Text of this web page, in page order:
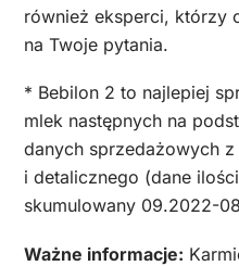
również eksperci, którzy
na Twoje pytania.
* Bebilon 2 to najlepiej
mlek następnych na
danych sprzedażowych
i detalicznego (dane
skumulowany 09.2022-
Ważne informacje: